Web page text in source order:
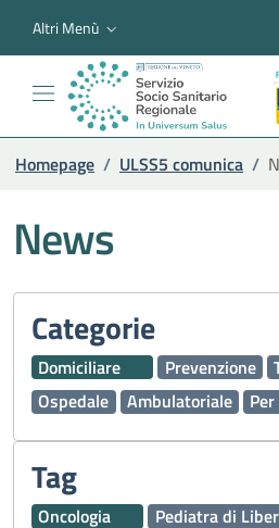
Altri Menù
Homepage / ULSS5 comunica /
News
Categorie
Domiciliare Prevenzione
Ospedale
Ambulatoriale
Tag
Oncologia
Pediatra di